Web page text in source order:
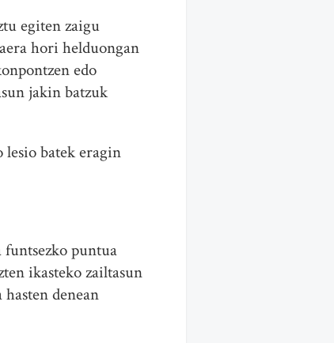
egiten zaigu
hori helduongan
edo
jakin batzuk
lesio batek eragin
puntua
ikasteko zailtasun
denean